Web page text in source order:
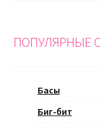
ПОПУЛЯРНЫЕ
Басы
Биг-бит